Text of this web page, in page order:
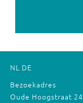
NL DE
Bezoekadres
Oude Hoogstraat 24